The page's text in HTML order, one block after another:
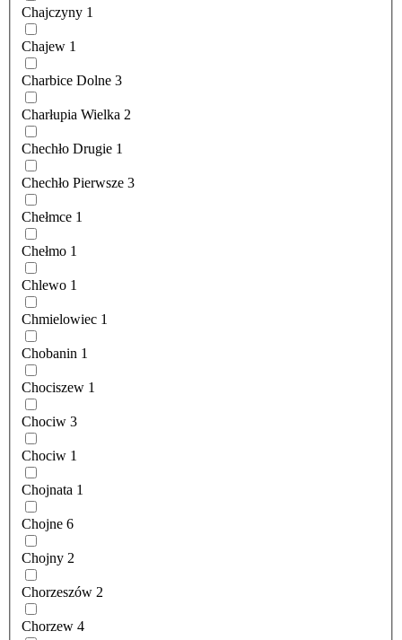
Chajczyny 1
Chajew 1
Charbice Dolne 3
Charłupia Wielka 2
Chechło Drugie 1
Chechło Pierwsze 3
Chełmce 1
Chełmo 1
Chlewo 1
Chmielowiec 1
Chobanin 1
Chociszew 1
Chociw 3
Chociw 1
Chojnata 1
Chojne 6
Chojny 2
Chorzeszów 2
Chorzew 4